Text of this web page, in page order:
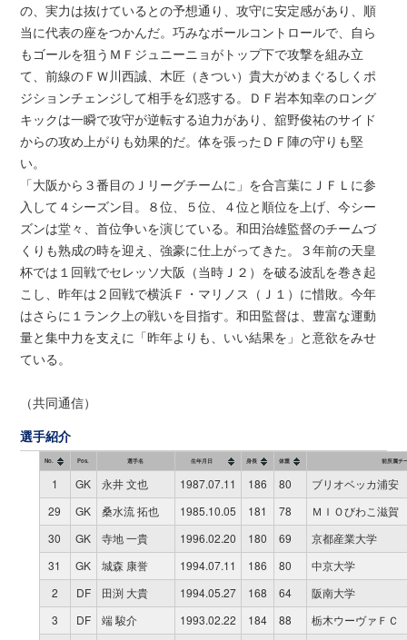
の、実力は抜けているとの予想通り、攻守に安定感があり、順
当に代表の座をつかんだ。巧みなボールコントロールで、自ら
もゴールを狙うＭＦジュニーニョがトップ下で攻撃を組み立
て、前線のＦＷ川西誠、木匠（きつい）貴大がめまぐるしくポ
ジションチェンジして相手を幻惑する。ＤＦ岩本知幸のロング
キックは一瞬で攻守が逆転する迫力があり、舘野俊祐のサイド
からの攻め上がりも効果的だ。体を張ったＤＦ陣の守りも堅
い。
「大阪から３番目のＪリーグチームに」を合言葉にＪＦＬに参
入して４シーズン目。８位、５位、４位と順位を上げ、今シー
ズンは堂々、首位争いを演じている。和田治雄監督のチームづ
くりも熟成の時を迎え、強豪に仕上がってきた。３年前の天皇
杯では１回戦でセレッソ大阪（当時Ｊ２）を破る波乱を巻き起
こし、昨年は２回戦で横浜Ｆ・マリノス（Ｊ１）に惜敗。今年
はさらに１ランク上の戦いを目指す。和田監督は、豊富な運動
量と集中力を支えに「昨年よりも、いい結果を」と意欲をみせ
ている。
（共同通信）
選手紹介
No. Pos. 選手名 生年月日 身長 体重 前所属チ
1 GK 永井 文也 1987.07.11 186 80
ブリオベッカ浦安
29
GK 桑水流 拓也 1985.10.05 181 78
ＭＩＯびわこ滋賀
30
GK 寺地 一貴 1996.02.20 180 69
京都産業大学
31
GK 城森 康誉 1994.07.11 186 80
中京大学
2
DF 田渕 大貴 1994.05.27 168 64
阪南大学
3
DF 端 駿介 1993.02.22 184 88
栃木ウーヴァＦＣ